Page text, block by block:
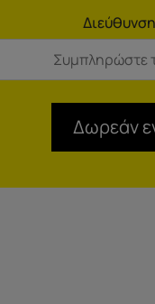
Δωρεάν